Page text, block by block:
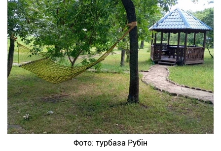
Фото: турбаза Рубін